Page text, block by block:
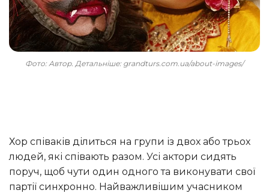
Фото: Автор. Детальніше: grandturs.com.ua/about-images/
Хор співаків ділиться на групи із двох або трьох
людей, які співають разом. Усі актори сидять
поруч, щоб чути один одного та виконувати свої
партії синхронно. Найважливішим учасником